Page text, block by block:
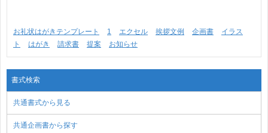
お礼状はがきテンプレート 1 エクセル 挨拶文例 企画書
イラス
ト
はがき 請求書 提案 お知らせ
書式検索
共通書式から見る
共通企画書から探す